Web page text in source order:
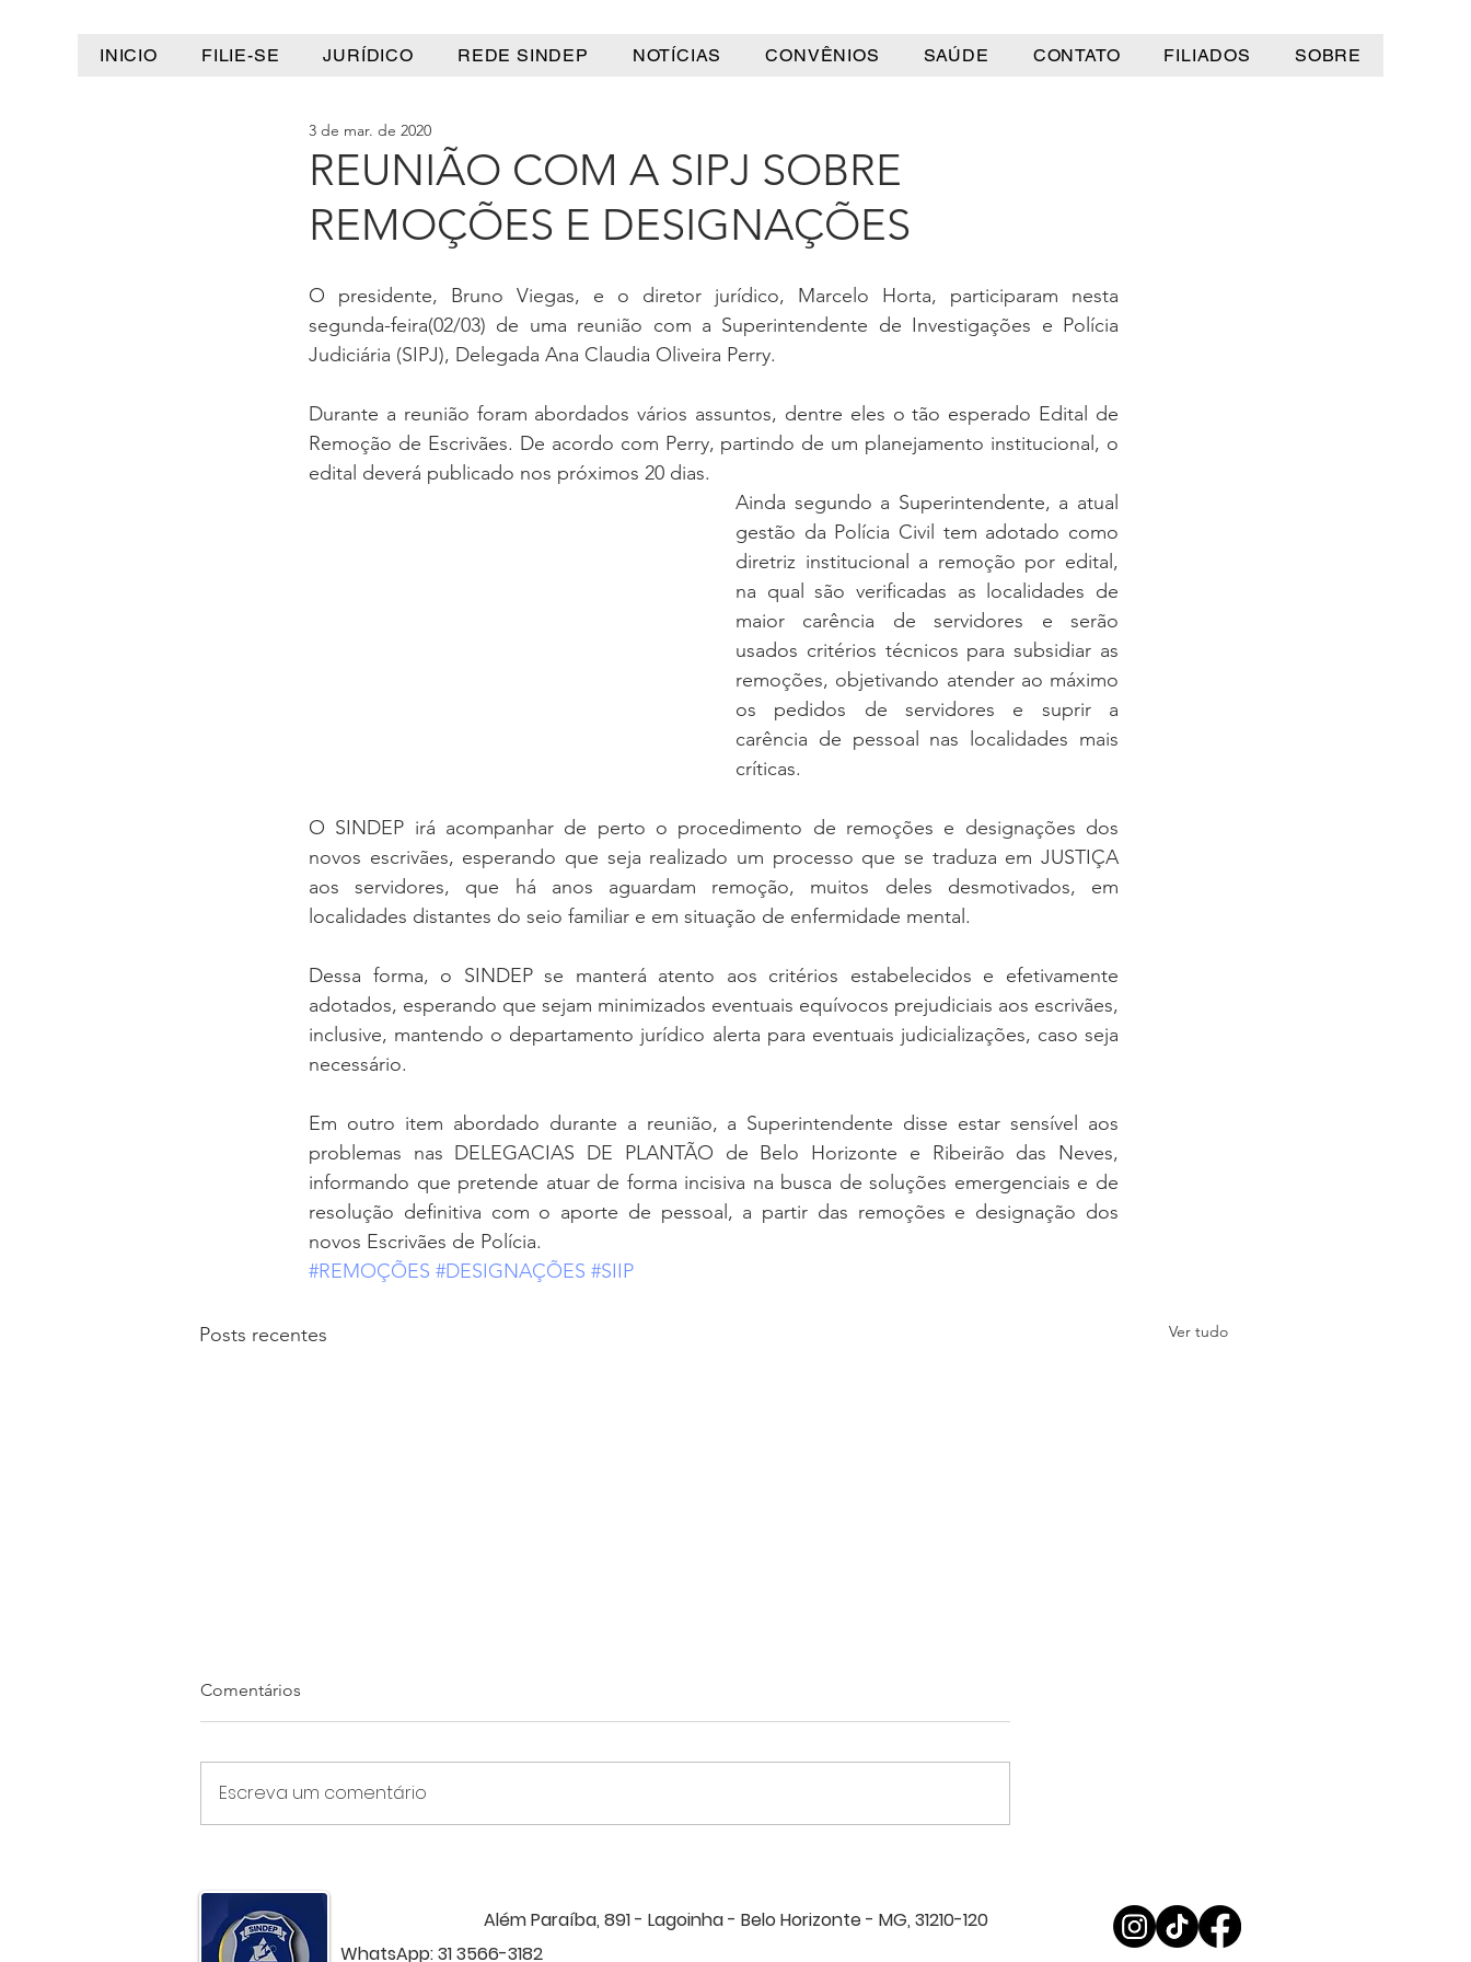
INICIO FILIE-SE JURÍDICO REDE SINDEP NOTÍCIAS CONVÊNIOS SAÚDE CONTATO FILIADOS SOBRE
REUNIÃO COM A SIPJ SOBRE
REMOÇÕES E DESIGNAÇÕES
3 de mar. de 2020
O presidente, Bruno Viegas, e o diretor jurídico, Marcelo Horta, participaram nesta
segunda-feira(02/03) de uma reunião com a Superintendente de Investigações e Polícia
Judiciária (SIPJ), Delegada Ana Claudia Oliveira Perry.
Durante a reunião foram abordados vários assuntos, dentre eles o tão esperado Edital de
Remoção de Escrivães. De acordo com Perry, partindo de um planejamento institucional, o
edital deverá publicado nos próximos 20 dias.
Ainda segundo a Superintendente, a atual
gestão da Polícia Civil tem adotado como
diretriz institucional a remoção por edital,
na qual são verificadas as localidades de
maior carência de servidores e serão
usados critérios técnicos para subsidiar as
remoções, objetivando atender ao máximo
os pedidos de servidores e suprir a
carência de pessoal nas localidades mais
críticas.
O SINDEP irá acompanhar de perto o procedimento de remoções e designações dos
novos escrivães, esperando que seja realizado um processo que se traduza em JUSTIÇA
aos servidores, que há anos aguardam remoção, muitos deles desmotivados, em
localidades distantes do seio familiar e em situação de enfermidade mental.
Dessa forma, o SINDEP se manterá atento aos critérios estabelecidos e efetivamente
adotados, esperando que sejam minimizados eventuais equívocos prejudiciais aos escrivães,
inclusive, mantendo o departamento jurídico alerta para eventuais judicializações, caso seja
necessário.
Em outro item abordado durante a reunião, a Superintendente disse estar sensível aos
problemas nas DELEGACIAS DE PLANTÃO de Belo Horizonte e Ribeirão das Neves,
informando que pretende atuar de forma incisiva na busca de soluções emergenciais e de
resolução definitiva com o aporte de pessoal, a partir das remoções e designação dos
novos Escrivães de Polícia.
#REMOÇÕES #DESIGNAÇÕES #SIIP
Posts recentes Ver tudo
colocação em remuneração
da Polícia Civil
compromisso com a vida das
mulheres policiais civis.
SINDEP-MG: falta de
valorização e déficit de
efetivo adoecem a Polícia
Comentários
Escreva um comentário
Além Paraíba, 891 - Lagoinha - Belo Horizonte - MG, 31210-120
WhatsApp: 31 3566-3182